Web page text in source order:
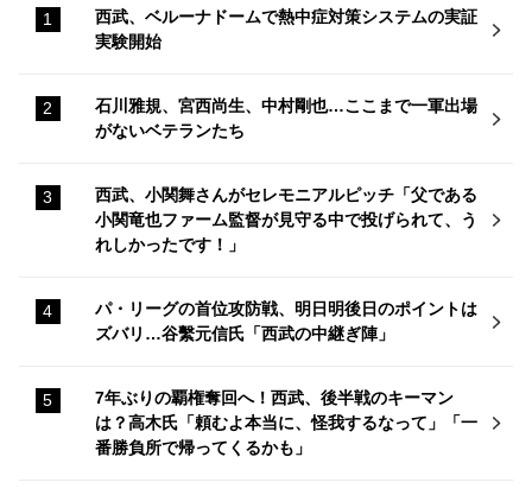
西武、ベルーナドームで熱中症対策システムの実証
実験開始
石川雅規、宮西尚生、中村剛也…ここまで一軍出場
がないベテランたち
西武、小関舞さんがセレモニアルピッチ「父である
小関竜也ファーム監督が見守る中で投げられて、う
れしかったです！」
パ・リーグの首位攻防戦、明日明後日のポイントは
ズバリ…谷繫元信氏「西武の中継ぎ陣」
7年ぶりの覇権奪回へ！西武、後半戦のキーマン
は？高木氏「頼むよ本当に、怪我するなって」「一
番勝負所で帰ってくるかも」